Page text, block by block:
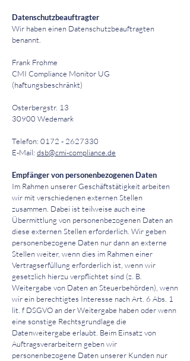
Datenschutzbeauftragter
Wir haben einen Datenschutzbeauftragten
benannt.
Frank Frohme
CMI Compliance Monitor UG
(haftungsbeschränkt)
Osterbergstr. 13
30900 Wedemark
Telefon: 0172 - 2627330
E-Mail: dsb@cmi-compliance.de
Empfänger von personenbezogenen Daten
Im Rahmen unserer Geschäftstätigkeit arbeiten
wir mit verschiedenen externen Stellen
zusammen. Dabei ist teilweise auch eine
Übermittlung von personenbezogenen Daten an
diese externen Stellen erforderlich. Wir geben
personenbezogene Daten nur dann an externe
Stellen weiter, wenn dies im Rahmen einer
Vertragserfüllung erforderlich ist, wenn wir
gesetzlich hierzu verpflichtet sind (z. B.
Weitergabe von Daten an Steuerbehörden), wenn
wir ein berechtigtes Interesse nach Art. 6 Abs. 1
lit. f DSGVO an der Weitergabe haben oder wenn
eine sonstige Rechtsgrundlage die
Datenweitergabe erlaubt. Beim Einsatz von
Auftragsverarbeitern geben wir
personenbezogene Daten unserer Kunden nur